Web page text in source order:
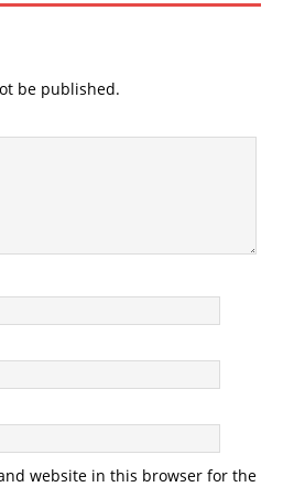
be published.
website in this browser for the